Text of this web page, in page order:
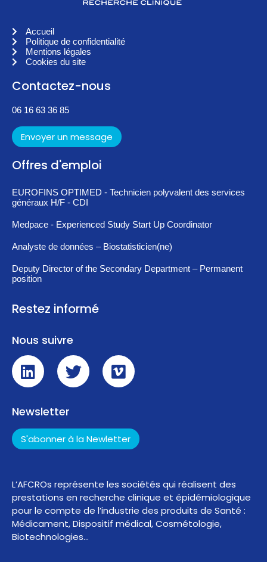
Accueil
Politique de confidentialité
Mentions légales
Cookies du site
Contactez-nous
06 16 63 36 85
Envoyer un message
Offres d'emploi
EUROFINS OPTIMED - Technicien polyvalent des services
généraux H/F - CDI
Medpace - Experienced Study Start Up Coordinator
Analyste de données – Biostatisticien(ne)
Deputy Director of the Secondary Department – Permanent
position
Restez informé
Nous suivre
Newsletter
S'abonner à la Newletter
L’AFCROs représente les sociétés qui réalisent des
prestations en recherche clinique et épidémiologique
pour le compte de l’industrie des produits de Santé :
Médicament, Dispositif médical, Cosmétologie,
Biotechnologies…